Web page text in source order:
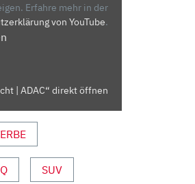
Erfahre mehr in der
von YouTube.
| ADAC“ direkt öffnen
SUV